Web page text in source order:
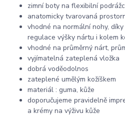
zimní boty na flexibilní
anatomicky tvarovaná
vhodné na normální nohy,
regulace výšky nártu i kolem
vhodné na průměrný nárt,
vyjímatelná zateplená vložka
dobrá voděodolnos
zateplené umělým kožíškem
materiál : guma, kůže
doporučujeme pravidelně
a krémy na výživu kůže